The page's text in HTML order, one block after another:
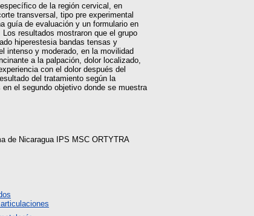
de la región cervical, en
transversal, tipo pre experimental
guía de evaluación y un formulario en
resultados mostraron que el grupo
hiperestesia bandas tensas y
intenso y moderado, en la movilidad
a la palpación, dolor localizado,
con el dolor después del
del tratamiento según la
el segundo objetivo donde se muestra
de Nicaragua IPS MSC ORTYTRA